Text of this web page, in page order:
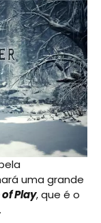
uma grande
Play, que é o